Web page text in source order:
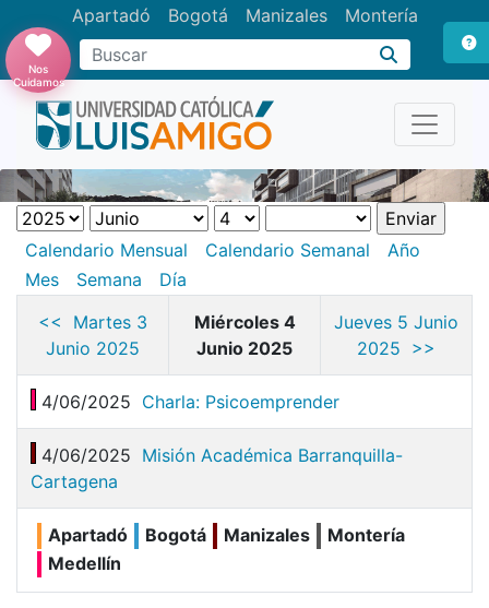
Apartadó Bogotá Manizales Montería
Buscar
Nos
Cuidamos
Calendario Mensual Calendario Semanal
Año
Mes
Semana
Día
<< Martes 3
Junio 2025
Miércoles 4
Junio 2025
Jueves 5 Junio
2025 >>
4/06/2025 Charla: Psicoemprender
4/06/2025 Misión Académica Barranquilla-
Cartagena
Apartadó Bogotá Manizales
Montería
Medellín